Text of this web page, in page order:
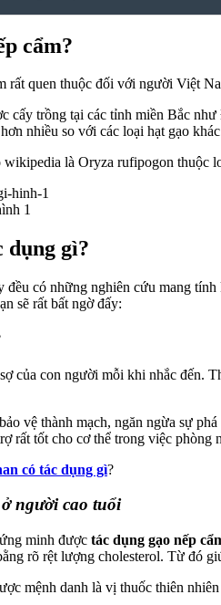
cẩm?
rất quen thuộc đối với người Việt
cấy trồng tại các tỉnh miền Bắc
nhiều so với các loại hạt gạo
wikipedia là Oryza rufipogon thuộc
1
dụng gì?
có những nghiên cứu mang
sẽ rất bất ngờ đấy:
của con người mỗi khi nhắc đến.
vệ thành mạch, ngăn ngừa sự
rất tốt cho cơ thể trong việc phòng
có tác dụng gì?
người cao tuổi
minh được tác dụng gạo nếp
rõ rệt lượng cholesterol. Từ đó
mệnh danh là vị thuốc thiên